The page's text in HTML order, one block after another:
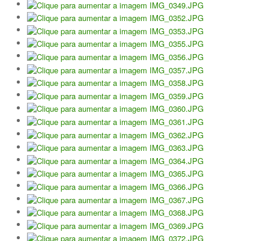
Torneios Sociais
Torneios Oficiais
Torneios Escada
Notícias
Notícias do Clube
Notícias Torneios Oficiais
Notícias Torneio Escada
Entrevistas
Fotografias
Galeria 2016